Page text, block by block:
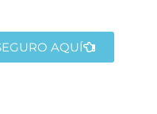
AQUÍ